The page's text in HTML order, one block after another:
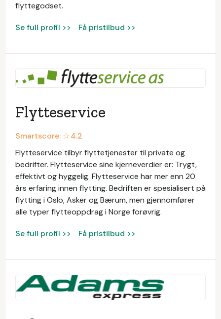
flyttegodset.
Se full profil >> Få pristilbud >>
Flytteservice
Smartscore: ☆4.2
Flytteservice tilbyr flyttetjenester til private og
bedrifter. Flytteservice sine kjerneverdier er: Trygt,
effektivt og hyggelig. Flytteservice har mer enn 20
års erfaring innen flytting. Bedriften er spesialisert på
flytting i Oslo, Asker og Bærum, men gjennomfører
alle typer flytteoppdrag i Norge forøvrig.
Se full profil >> Få pristilbud >>